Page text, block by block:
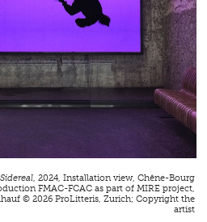
Sidereal, 2024, Installation view, Chêne-Bourg
FMAC-FCAC as part of MIRE project,
© 2026 ProLitteris, Zurich; Copyright the
artist